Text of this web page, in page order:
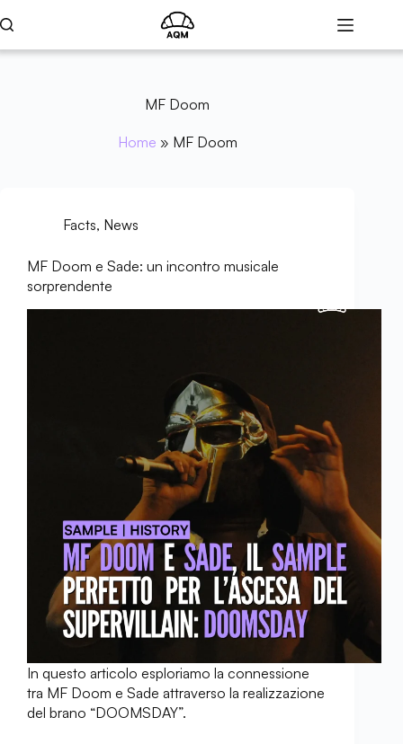
MF Doom
Home » MF Doom
Facts, News
MF Doom e Sade: un incontro musicale
sorprendente
In questo articolo esploriamo la connessione
tra MF Doom e Sade attraverso la realizzazione
del brano “DOOMSDAY”.